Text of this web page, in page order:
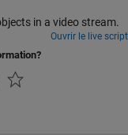
in a video stream.
Ouvrir le live script